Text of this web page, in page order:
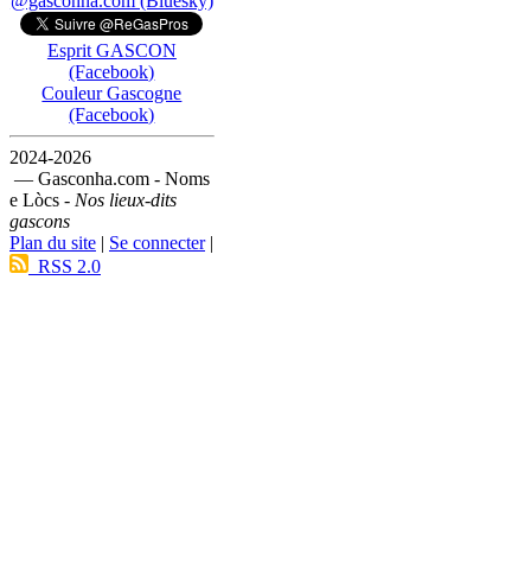
Esprit GASCON
(Facebook)
Couleur Gascogne
(Facebook)
2024-2026
— Gasconha.com - Noms
e Lòcs - Nos lieux-dits
gascons
Plan du site | Se connecter|
RSS 2.0